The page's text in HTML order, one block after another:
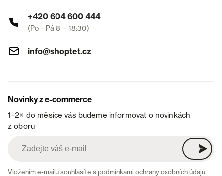
+420 604 600 444
(Po - Pá 8 – 18:30)
info@shoptet.cz
Novinky z e-commerce
1–2× do měsíce vás budeme informovat o novinkách
z oboru
Vložením e-mailu souhlasíte spodmínkami ochrany osobních údajů.